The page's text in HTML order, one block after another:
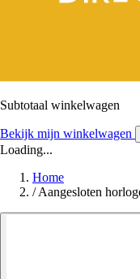
Subtotaal winkelwagen
Bekijk mijn winkelwagen
Loading...
Home
/ Aangesloten